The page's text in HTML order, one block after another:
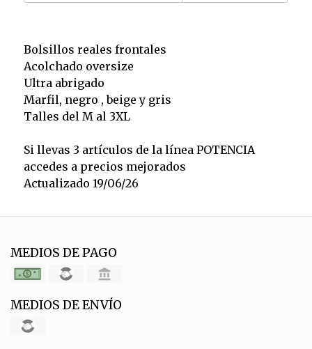
Bolsillos reales frontales
Acolchado oversize
Ultra abrigado
Marfil, negro , beige y gris
Talles del M al 3XL
Si llevas 3 artículos de la línea POTENCIA
accedes a precios mejorados
Actualizado 19/06/26
MEDIOS DE PAGO
MEDIOS DE ENVÍO